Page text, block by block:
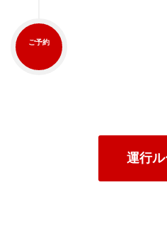
ご予約
運行ル